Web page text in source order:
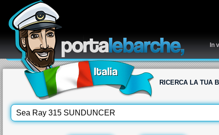
In
RICERCA LA TUA